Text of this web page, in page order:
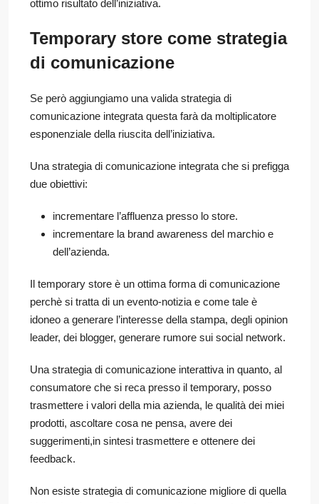
ottimo risultato dell’iniziativa.
Temporary store come strategia
di comunicazione
Se però aggiungiamo una valida strategia di
comunicazione integrata questa farà da moltiplicatore
esponenziale della riuscita dell’iniziativa.
Una strategia di comunicazione integrata che si prefigga
due obiettivi:
incrementare l’affluenza presso lo store.
incrementare la brand awareness del marchio e
dell’azienda.
Il temporary store è un ottima forma di comunicazione
perchè si tratta di un evento-notizia e come tale è
idoneo a generare l’interesse della stampa, degli opinion
leader, dei blogger, generare rumore sui social network.
Una strategia di comunicazione interattiva in quanto, al
consumatore che si reca presso il temporary, posso
trasmettere i valori della mia azienda, le qualità dei miei
prodotti, ascoltare cosa ne pensa, avere dei
suggerimenti,in sintesi trasmettere e ottenere dei
feedback.
Non esiste strategia di comunicazione migliore di quella